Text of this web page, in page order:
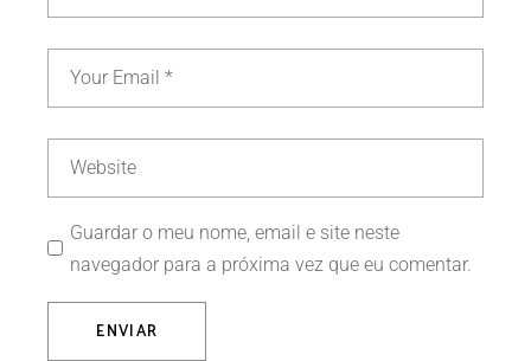
Guardar o meu nome, email e site neste
navegador para a próxima vez que eu comentar.
ENVIAR